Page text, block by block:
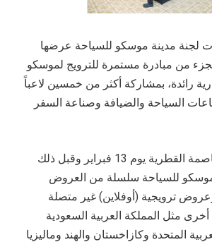
لجنة مدينة موسكو للسياحة عرضها
من مبادرة مستمرة للترويج لموسكو
رائدة، بمشاركة أكثر من خمسين لاعباً
من قطاعات السياحة والضيافة وصناعة السفر
أقيم الحدث في العاصمة القطرية يوم 13 فبراير وقبل ذلك
للسياحة سلسلة من العروض
ترويجية (أوفلاين) غير متصلة
أخرى مثل المملكة العربية السعودية
المتحدة وكازاخستان والهند وماليزيا